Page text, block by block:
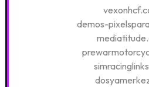
demos-